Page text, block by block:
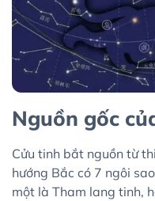
Nguồn gốc
Cửu tinh bắt nguồn từ
hướng Bắc có 7 ngôi
một là Tham lang tinh,